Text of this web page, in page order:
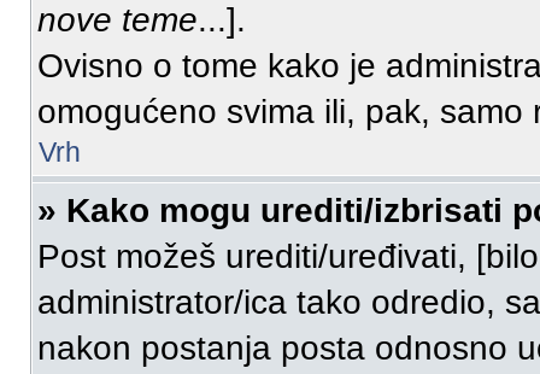
nove teme...].
Ovisno o tome kako je
omogućeno svima ili, pak, samo
Vrh
» Kako mogu urediti/izbrisati
Post možeš urediti/uređivati,
administrator/ica tako odredio,
nakon postanja posta odnosno